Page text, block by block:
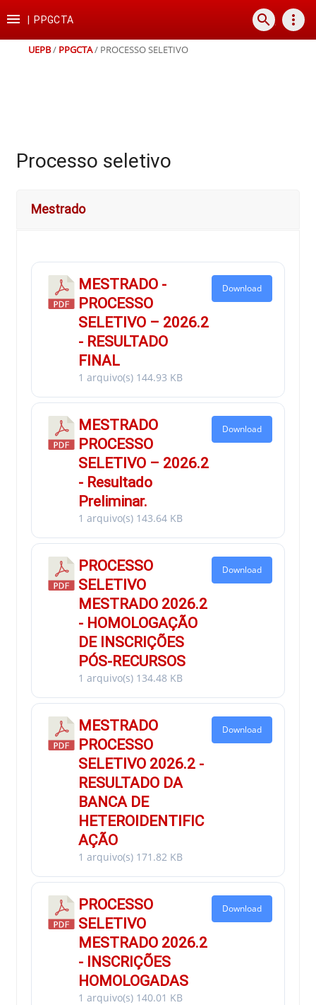
para
conteúdo
para
para
para
rodapé
 PPGCTA search more_vert
UEPB/ PPGCTA/ PROCESSO SELETIVO
Processo seletivo
Mestrado
MESTRADO -
PROCESSO
SELETIVO – 2026.2
- RESULTADO
FINAL
1 arquivo(s) 144.93 KB
Download
MESTRADO
PROCESSO
SELETIVO – 2026.2
- Resultado
Preliminar.
1 arquivo(s) 143.64 KB
Download
PROCESSO
SELETIVO
MESTRADO 2026.2
- HOMOLOGAÇÃO
DE INSCRIÇÕES
PÓS-RECURSOS
1 arquivo(s) 134.48 KB
Download
MESTRADO
PROCESSO
SELETIVO 2026.2 -
RESULTADO DA
BANCA DE
HETEROIDENTIFIC
AÇÃO
1 arquivo(s) 171.82 KB
Download
PROCESSO
SELETIVO
MESTRADO 2026.2
- INSCRIÇÕES
HOMOLOGADAS
1 arquivo(s) 140.01 KB
Download